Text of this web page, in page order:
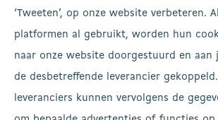
‘Tweeten’, op onze website verbeteren.
platformen al gebruikt, worden hun
naar onze website doorgestuurd en
de desbetreffende leverancier
leveranciers kunnen vervolgens de